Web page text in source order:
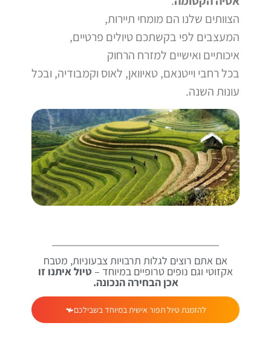
הצוותים שלנו הם מומחי תיירות,
המעצבים לפי בקשתכם טיולים פרטיים,
איכותיים ואישיים למזרח הרחוק
בכל רחבי וייטנאם, טאיוואן, לאוס וקמבודיה, ובכל
עונות השנה.
אם אתם רוצים לגלות תרבויות צבעוניות, מטבח
אקזוטי וגם נופים טרופיים במיוחד –טיול איתנו זו
אכן הבחירה הנכונה.
להזמנת טיול תפור אישית במיוחד בשבילכם